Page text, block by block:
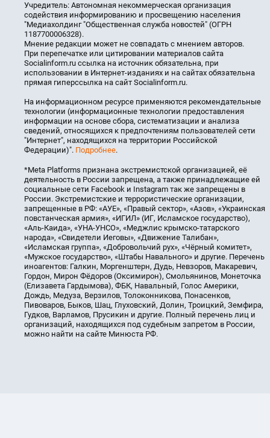
Учредитель: Автономная некоммерческая организация
содействия информированию и просвещению населения
"Медиахолдинг "Общественная служба новостей" (ОГРН
1187700006328).
Мнение редакции может не совпадать с мнением авторов.
При перепечатке или цитировании материалов сайта
Socialinform.ru ссылка на источник обязательна, при
использовании в Интернет-изданиях и на сайтах обязательна
прямая гиперссылка на сайт Socialinform.ru.
На информационном ресурсе применяются рекомендательные
технологии (информационные технологии предоставления
информации на основе сбора, систематизации и анализа
сведений, относящихся к предпочтениям пользователей сети
"Интернет", находящихся на территории Российской
Федерации)". Подробнее.
*Meta Platforms признана экстремистской организацией, её
деятельность в России запрещена, а также принадлежащие ей
социальные сети Facebook и Instagram так же запрещены в
России. Экстремистские и террористические организации,
запрещенные в РФ: «АУЕ», «Правый сектор», «Азов», «Украинская
повстанческая армия», «ИГИЛ» (ИГ, Исламское государство),
«Аль-Каида», «УНА-УНСО», «Меджлис крымско-татарского
народа», «Свидетели Иеговы», «Движение Талибан»,
«Исламская группа», «Добровольчий рух», «Чёрный комитет»,
«Мужское государство», «Штабы Навального» и другие. Перечень
иноагентов: Галкин, Моргенштерн, Дудь, Невзоров, Макаревич,
Гордон, Мирон Фёдоров (Оксимирон), Смольянинов, Монеточка
(Елизавета Гардымова), ФБК, Навальный, Голос Америки,
Дождь, Медуза, Верзилов, Толоконникова, Понасенков,
Пивоваров, Быков, Шац, Глуховский, Долин, Троицкий, Земфира,
Гудков, Варламов, Прусикин и другие. Полный перечень лиц и
организаций, находящихся под судебным запретом в России,
можно найти на сайте Минюста РФ.